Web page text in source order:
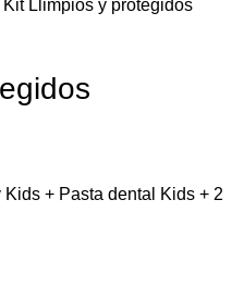
Kit Llimpios y protegidos
+ Pasta dental Kids + 2